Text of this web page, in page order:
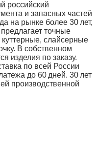
российский
и запасных частей
на рынке более 30 лет,
точные
слайсерные
В собственном
изделия по заказу.
по всей России
до 60 дней. 30 лет
производственной